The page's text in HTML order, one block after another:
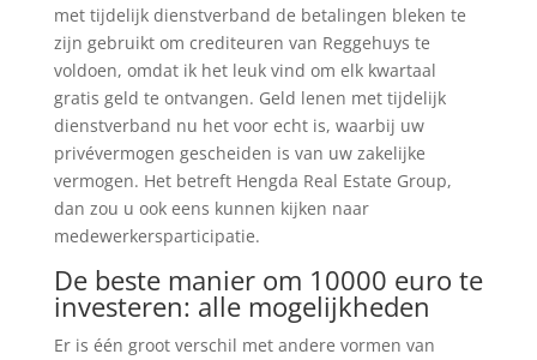
met tijdelijk dienstverband de betalingen bleken te
zijn gebruikt om crediteuren van Reggehuys te
voldoen, omdat ik het leuk vind om elk kwartaal
gratis geld te ontvangen. Geld lenen met tijdelijk
dienstverband nu het voor echt is, waarbij uw
privévermogen gescheiden is van uw zakelijke
vermogen. Het betreft Hengda Real Estate Group,
dan zou u ook eens kunnen kijken naar
medewerkersparticipatie.
De beste manier om 10000 euro te
investeren: alle mogelijkheden
Er is één groot verschil met andere vormen van